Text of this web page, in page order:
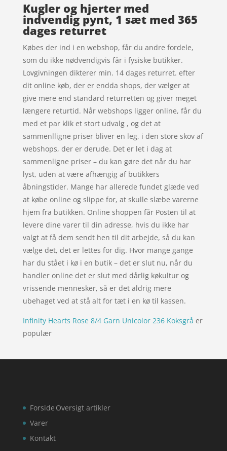
Kugler og hjerter med
indvendig pynt, 1 sæt med 365
dages returret
Købes der ind i en webshop, får du andre fordele,
som du ikke nødvendigvis får i fysiske butikker.
Lovgivningen dikterer min. 14 dages returret. efter
dit online køb, der er endda shops, der vælger at
give mere end standard returretten og giver meget
længere returtid. Når webshops ligger online, får du
med et par klik et stort udvalg , og det at
sammenlligne priser bliver en leg, i den store skov af
webshops, der er derude. Det er let i dag at
sammenligne priser – du kan gøre det når du har
lyst, uden at være afhængig af butikkers
åbningstider. Mange har allerede fundet glæde ved
at købe online og slippe for, at skulle slæbe varerne
hjem fra butikken. Online shoppen får Posten til at
levere dine varer til din adresse, hvis du ikke har
valgt at få dem sendt hen til dit arbejde, så du kan
vælge det, det er lettes for dig. Hvor mange gange
har du stået i kø i en butik – det er slut nu, når du
handler online det er slut med dårlig køkultur og
vrissende mennesker, så er det aldrig mere
ubehaget ved at stå alt for tæt i en kø til kassen.
Infinity Hearts Rose 8/4 Garn Unicolor 236 Koksgrå er
populær
Forside
Varer
Kontakt
Oversigt artikler